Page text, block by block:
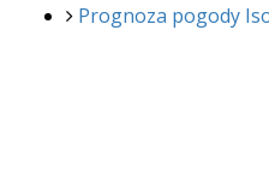
Prognoza pogody